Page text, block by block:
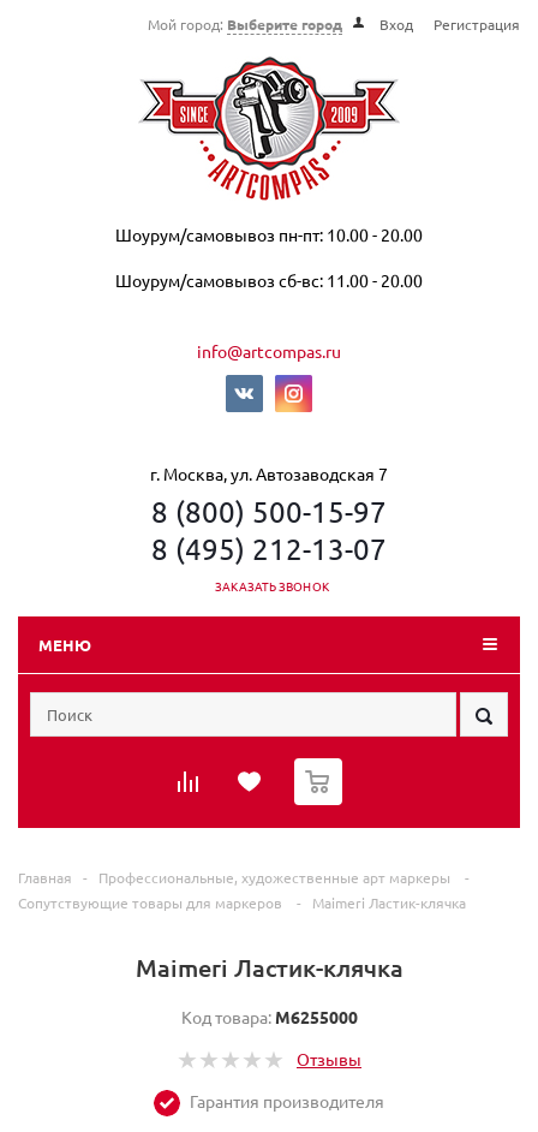
Мой город: Выберите город Вход Регистрация
Шоурум/самовывоз пн-пт: 10.00 - 20.00
Шоурум/самовывоз сб-вс: 11.00 - 20.00
info@artcompas.ru
г. Москва, ул. Автозаводская 7
8 (800) 500-15-97
8 (495) 212-13-07
ЗАКАЗАТЬ ЗВОНОК
МЕНЮ
0
Главная - Профессиональные, художественные арт маркеры
-
Сопутствующие товары для маркеров
- Maimeri Ластик-клячка
Maimeri Ластик-клячка
Код товара: M6255000
Отзывы
Гарантия производителя